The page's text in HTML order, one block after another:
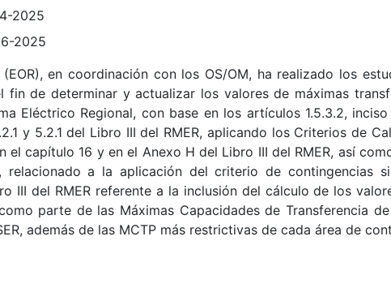
2025
2025
en coordinación con los OS/OM, ha realizado los
fin de determinar y actualizar los valores de máximas
Eléctrico Regional, con base en los artículos 1.5.3.2,
y 5.2.1 del Libro III del RMER, aplicando los Criterios de
el capítulo 16 y en el Anexo H del Libro III del RMER, así
relacionado a la aplicación del criterio de contingencias
III del RMER referente a la inclusión del cálculo de los
parte de las Máximas Capacidades de Transferencia de
además de las MCTP más restrictivas de cada área de